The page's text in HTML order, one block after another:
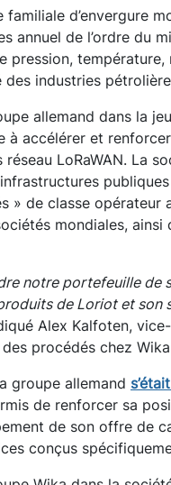
familiale d’envergure
annuel de l’ordre du
pression,
des industries
allemand dans la
à accélérer et
LoRaWAN. La
» de classe opérateur
mondiales, ainsi
notre portefeuille de
de Loriot et
Alex Kalfoten,
procédés chez
groupe allemand
de renforcer sa
de son offre de
conçus